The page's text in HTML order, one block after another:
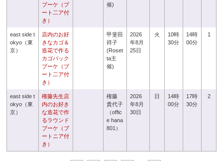
ブーケ（ブ
ート二ア付
き）
催)
east side t
okyo（東
京）
店内のお好
きなカゴ＆
造花で作る
カゴバック
ブーケ（ブ
ート二ア付
き）
甲斐田
祥子
(Roset
ta主
催)
2026
年8月
25日
火
10時
30分
14時
00分
1
east side t
okyo（東
京）
権藤先生店
内のお好き
な造花で作
るラウンド
ブーケ（ブ
ートニア付
き）
権藤
貴代子
（offic
e hana
801）
2026
年8月
30日
日
14時
00分
17時
30分
2